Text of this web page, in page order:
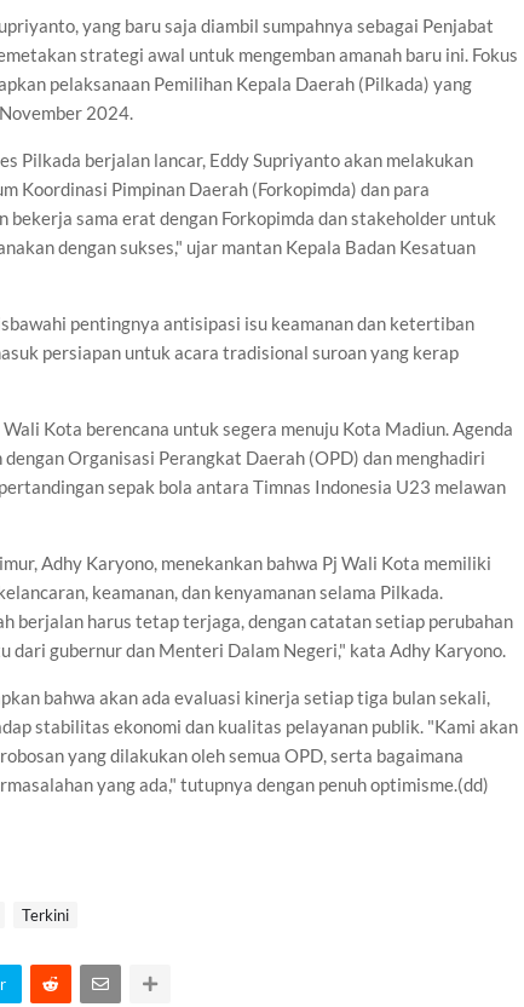
yang baru saja diambil sumpahnya sebagai Penjabat
strategi awal untuk mengemban amanah baru ini. Fokus
pelaksanaan Pemilihan Kepala Daerah (Pilkada) yang
2024.
Pilkada berjalan lancar, Eddy Supriyanto akan melakukan
Koordinasi Pimpinan Daerah (Forkopimda) dan para
sama erat dengan Forkopimda dan stakeholder untuk
dengan sukses," ujar mantan Kepala Badan Kesatuan
pentingnya antisipasi isu keamanan dan ketertiban
persiapan untuk acara tradisional suroan yang kerap
Kota berencana untuk segera menuju Kota Madiun. Agenda
Organisasi Perangkat Daerah (OPD) dan menghadiri
sepak bola antara Timnas Indonesia U23 melawan
Adhy Karyono, menekankan bahwa Pj Wali Kota memiliki
keamanan, dan kenyamanan selama Pilkada.
berjalan harus tetap terjaga, dengan catatan setiap perubahan
dari gubernur dan Menteri Dalam Negeri," kata Adhy Karyono.
bahwa akan ada evaluasi kinerja setiap tiga bulan sekali,
stabilitas ekonomi dan kualitas pelayanan publik. "Kami akan
yang dilakukan oleh semua OPD, serta bagaimana
yang ada," tutupnya dengan penuh optimisme.(dd)
Terkini